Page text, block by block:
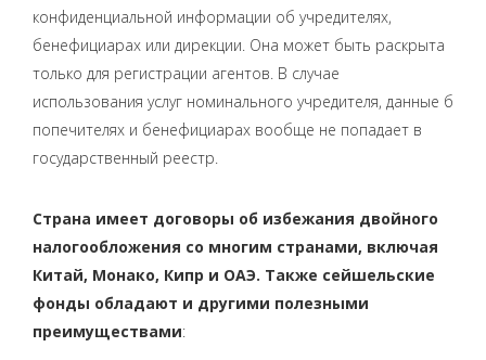
конфиденциальной информации об учредителях,
бенефициарах или дирекции. Она может быть раскрыта
только для регистрации агентов. В случае
использования услуг номинального учредителя, данные б
попечителях и бенефициарах вообще не попадает в
государственный реестр.
Страна имеет договоры об избежания двойного
налогообложения со многим странами, включая
Китай, Монако, Кипр и ОАЭ. Также сейшельские
фонды обладают и другими полезными
преимуществами: